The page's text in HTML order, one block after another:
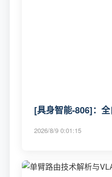
[具身智能-806]：
2026/8/9 0:01:15